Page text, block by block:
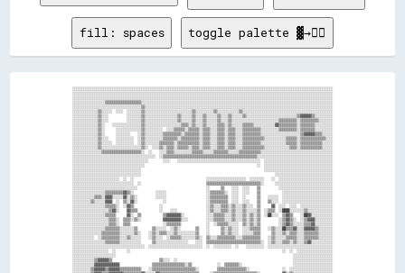
fill: spaces toggle palette ▓→✊🏽